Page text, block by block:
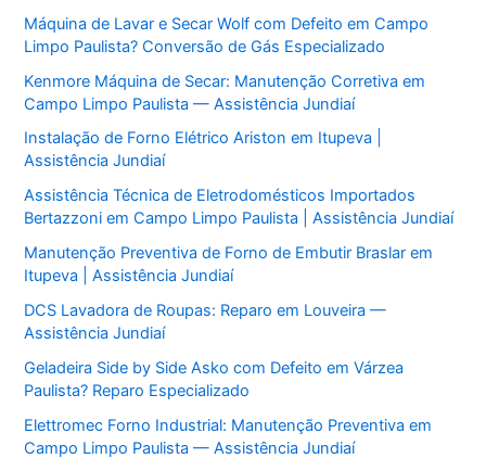
Máquina de Lavar e Secar Wolf com Defeito em Campo
Limpo Paulista? Conversão de Gás Especializado
Kenmore Máquina de Secar: Manutenção Corretiva em
Campo Limpo Paulista — Assistência Jundiaí
Instalação de Forno Elétrico Ariston em Itupeva |
Assistência Jundiaí
Assistência Técnica de Eletrodomésticos Importados
Bertazzoni em Campo Limpo Paulista | Assistência Jundiaí
Manutenção Preventiva de Forno de Embutir Braslar em
Itupeva | Assistência Jundiaí
DCS Lavadora de Roupas: Reparo em Louveira —
Assistência Jundiaí
Geladeira Side by Side Asko com Defeito em Várzea
Paulista? Reparo Especializado
Elettromec Forno Industrial: Manutenção Preventiva em
Campo Limpo Paulista — Assistência Jundiaí